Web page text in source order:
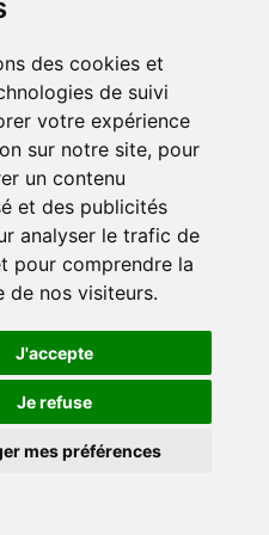
des cookies et
de suivi
votre expérience
sur notre site, pour
un contenu
et des publicités
analyser le trafic de
pour comprendre la
de nos visiteurs.
J'accepte
Je refuse
mes préférences